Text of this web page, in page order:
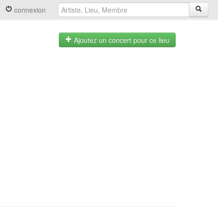
connexion
Ajoutez un concert pour ce lieu